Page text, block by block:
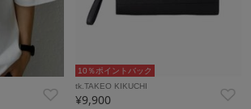
10％ポイントバック
tk.TAKEO KIKUCHI
¥9,900